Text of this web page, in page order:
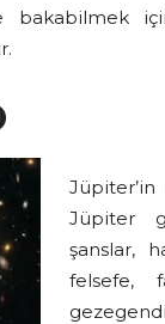
bakabilmek
Jüpiter’in
Jüpiter
şanslar,
felsefe,